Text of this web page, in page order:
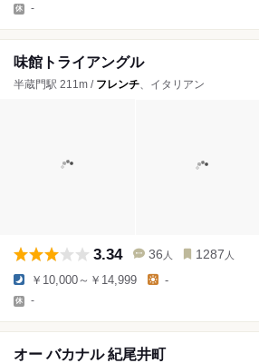
-
味館トライアングル
半蔵門駅 211m / フレンチ、イタリアン
3.34 36 人 1287 人
￥10,000～￥14,999 -
-
オー バカナル 紀尾井町